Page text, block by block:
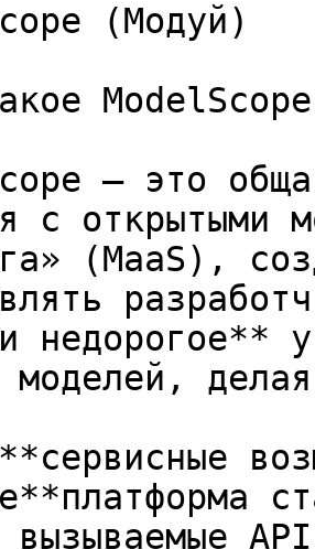
(Модуй)
— это
с открытыми
(MaaS),
недорогое**
моделей,